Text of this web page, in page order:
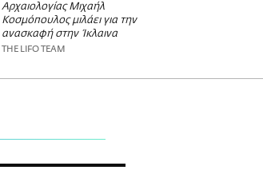
Αρχαιολογίας Μιχαήλ
Κοσμόπουλος μιλάει για την
ανασκαφή στην Ίκλαινα
THE LIFO TEAM